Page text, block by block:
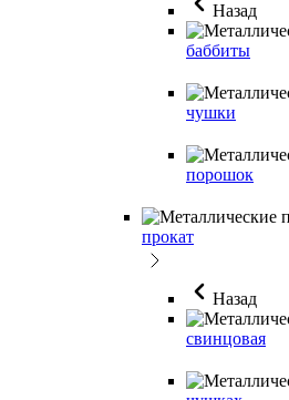
Назад
баббиты
чушки
порошок
прокат
Назад
свинцовая